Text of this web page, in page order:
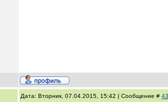
Дата: Вторник, 07.04.2015, 15:42 | Сообщение #